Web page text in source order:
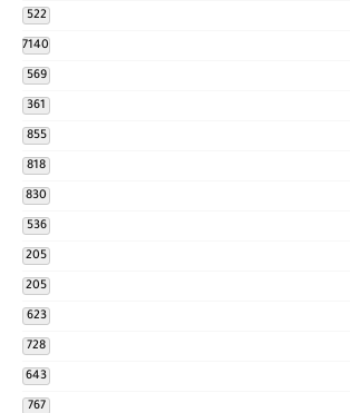
522
7140
569
361
855
818
830
536
205
205
623
728
643
767